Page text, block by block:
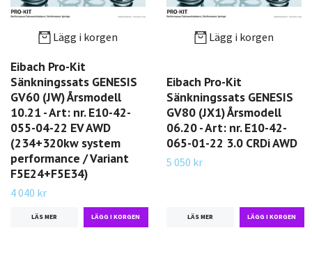
Lägg i korgen
Eibach Pro-Kit
Sänkningssats GENESIS
GV60 (JW) Årsmodell
10.21 - Art: nr. E10-42-
055-04-22 EV AWD
(234+320kw system
performance / Variant
F5E24+F5E34)
4 040 kr
LÄS MER
Lägg i korgen
Eibach Pro-Kit
Sänkningssats GENESIS
GV80 (JX1) Årsmodell
06.20 - Art: nr. E10-42-
065-01-22 3.0 CRDi AWD
5 050 kr
LÄS MER